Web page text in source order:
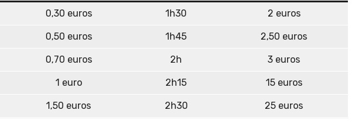
0,30 euros 1h30 2 euros
0,50 euros 1h45 2,50 euros
0,70 euros 2h 3 euros
1 euro 2h15 15 euros
1,50 euros 2h30 25 euros